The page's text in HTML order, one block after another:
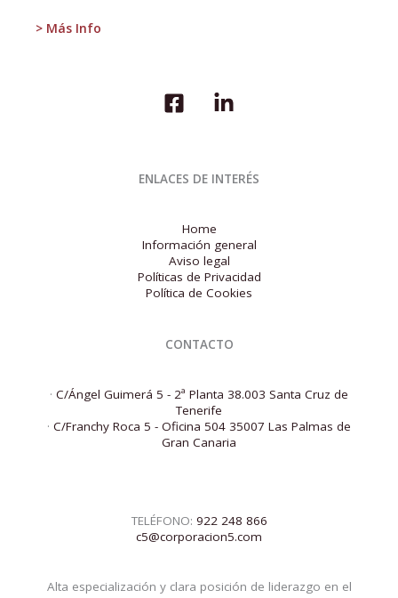
> Más Info
ENLACES DE INTERÉS
Home
Información general
Aviso legal
Políticas de Privacidad
Política de Cookies
CONTACTO
· C/Ángel Guimerá 5 - 2ª Planta 38.003 Santa Cruz de
Tenerife
· C/Franchy Roca 5 - Oficina 504 35007 Las Palmas de
Gran Canaria
TELÉFONO: 922 248 866
c5@corporacion5.com
Alta especialización y clara posición de liderazgo en el